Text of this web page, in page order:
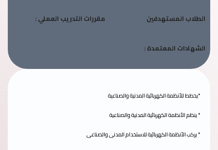
الطلاب المستهدفين مقررات التدريب العملي :
الشهادات المعتمدة :
*يخطط للأنظمة الكهربائية المدنية والصناعية
* ينظم الأنظمة الكهربائية المدنية والصناعية
* يركب الأنظمة الكهربائية للاستخدام المدنى والصناعى